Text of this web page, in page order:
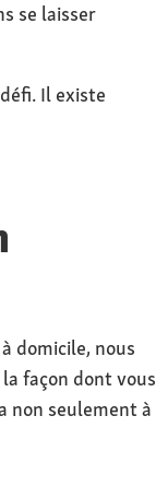
se laisser
Il existe
domicile, nous
façon dont vous
non seulement à